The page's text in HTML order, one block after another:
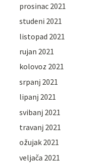
prosinac 2021
studeni 2021
listopad 2021
rujan 2021
kolovoz 2021
srpanj 2021
lipanj 2021
svibanj 2021
travanj 2021
ožujak 2021
veljača 2021